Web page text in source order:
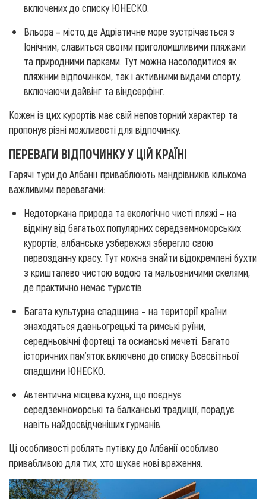
включених до списку ЮНЕСКО.
Вльора – місто, де Адріатичне море зустрічається з
Іонічним, славиться своїми приголомшливими пляжами
та природними парками. Тут можна насолодитися як
пляжним відпочинком, так і активними видами спорту,
включаючи дайвінг та віндсерфінг.
Кожен із цих курортів має свій неповторний характер та
пропонує різні можливості для відпочинку.
ПЕРЕВАГИ ВІДПОЧИНКУ У ЦІЙ КРАЇНІ
Гарячі тури до Албанії приваблюють мандрівників кількома
важливими перевагами:
Недоторкана природа та екологічно чисті пляжі – на
відміну від багатьох популярних середземноморських
курортів, албанське узбережжя зберегло свою
первозданну красу. Тут можна знайти відокремлені бухти
з кришталево чистою водою та мальовничими скелями,
де практично немає туристів.
Багата культурна спадщина – на території країни
знаходяться давньогрецькі та римські руїни,
середньовічні фортеці та османські мечеті. Багато
історичних пам'яток включено до списку Всесвітньої
спадщини ЮНЕСКО.
Автентична місцева кухня, що поєднує
середземноморські та балканські традиції, порадує
навіть найдосвідченіших гурманів.
Ці особливості роблять путівку до Албанії особливо
привабливою для тих, хто шукає нові враження.